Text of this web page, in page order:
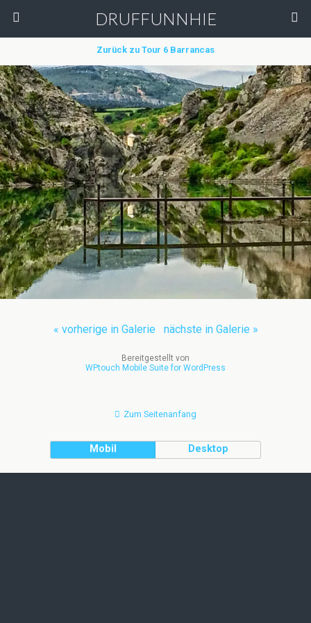
DRUFFUNNHIE
Zurück zu Tour 6 Barrancas
« vorherige in Galerie nächste in Galerie »
Bereitgestellt von
WPtouch Mobile Suite for WordPress
Zum Seitenanfang
Mobil Desktop